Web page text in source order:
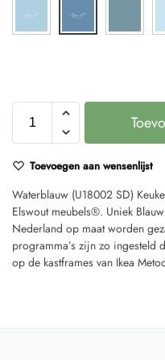
Toevoegen aan wensenlijst
Waterblauw (U18002 SD)
Elswout meubels®. Uniek
Nederland op maat worden
programma’s zijn zo ingesteld
op de kastframes van Ikea